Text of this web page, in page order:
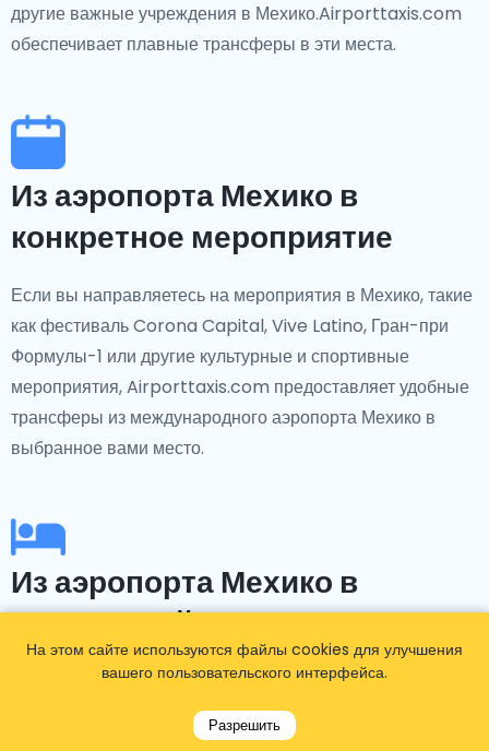
другие важные учреждения в Мехико.Airporttaxis.com
обеспечивает плавные трансферы в эти места.
Из аэропорта Мехико в
конкретное мероприятие
Если вы направляетесь на мероприятия в Мехико, такие
как фестиваль Corona Capital, Vive Latino, Гран-при
Формулы-1 или другие культурные и спортивные
мероприятия, Airporttaxis.com предоставляет удобные
трансферы из международного аэропорта Мехико в
выбранное вами место.
Из аэропорта Мехико в
конкретный отель
Забронировали отель заранее? Нет
проблем!Airporttaxis.com предлагает трансферы в
популярные отели, такие как Four Seasons Hotel Mexico
На этом сайте используются файлы cookies для улучшения
вашего пользовательского интерфейса.
Разрешить